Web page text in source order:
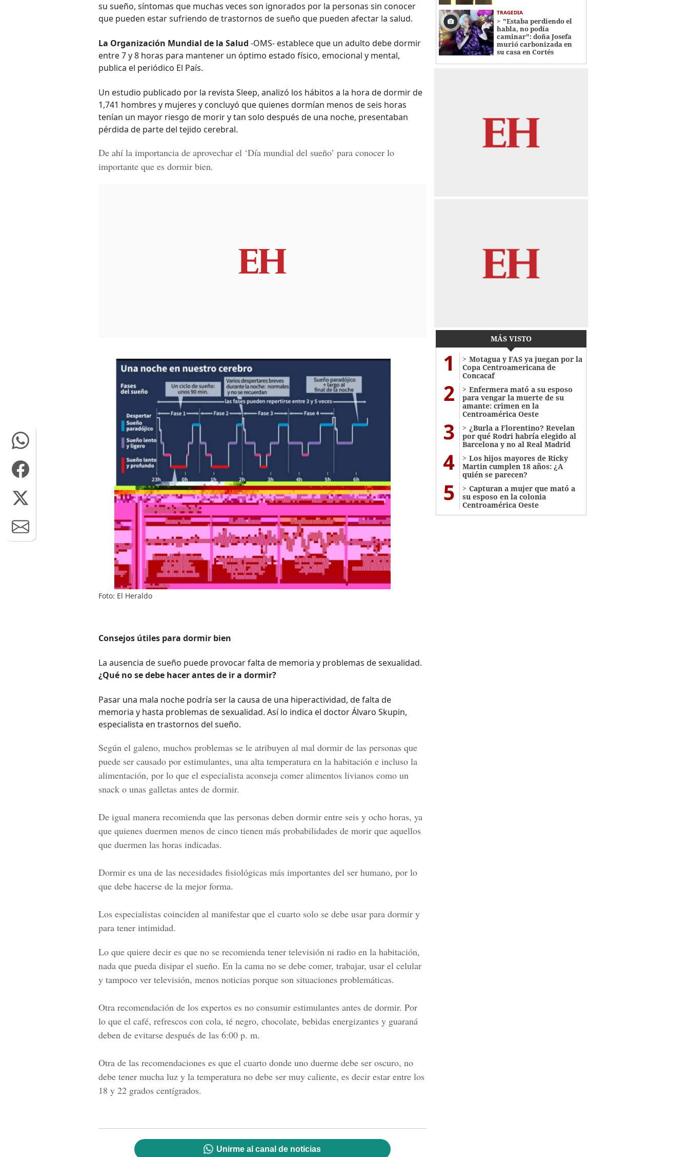
su sueño, síntomas que muchas veces son ignorados por la personas sin conocer
que pueden estar sufriendo de trastornos de sueño que pueden afectar la salud.
La Organización Mundial de la Salud -OMS- establece que un adulto debe dormir
entre 7 y 8 horas para mantener un óptimo estado físico, emocional y mental,
publica el periódico El País.
Un estudio publicado por la revista Sleep, analizó los hábitos a la hora de dormir de
1,741 hombres y mujeres y concluyó que quienes dormían menos de seis horas
tenían un mayor riesgo de morir y tan solo después de una noche, presentaban
pérdida de parte del tejido cerebral.
De ahí la importancia de aprovechar el ‘Día mundial del sueño’ para conocer lo
importante que es dormir bien.
Foto: El Heraldo
Consejos útiles para dormir bien
La ausencia de sueño puede provocar falta de memoria y problemas de sexualidad.
¿Qué no se debe hacer antes de ir a dormir?
Pasar una mala noche podría ser la causa de una hiperactividad, de falta de
memoria y hasta problemas de sexualidad. Así lo indica el doctor Álvaro Skupin,
especialista en trastornos del sueño.
Según el galeno, muchos problemas se le atribuyen al mal dormir de las personas que
puede ser causado por estimulantes, una alta temperatura en la habitación e incluso la
alimentación, por lo que el especialista aconseja comer alimentos livianos como un
snack o unas galletas antes de dormir.
De igual manera recomienda que las personas deben dormir entre seis y ocho horas, ya
que quienes duermen menos de cinco tienen más probabilidades de morir que aquellos
que duermen las horas indicadas.
Dormir es una de las necesidades fisiológicas más importantes del ser humano, por lo
que debe hacerse de la mejor forma.
Los especialistas coinciden al manifestar que el cuarto solo se debe usar para dormir y
para tener intimidad.
Lo que quiere decir es que no se recomienda tener televisión ni radio en la habitación,
nada que pueda disipar el sueño. En la cama no se debe comer, trabajar, usar el celular
y tampoco ver televisión, menos noticias porque son situaciones problemáticas.
Otra recomendación de los expertos es no consumir estimulantes antes de dormir. Por
lo que el café, refrescos con cola, té negro, chocolate, bebidas energizantes y guaraná
deben de evitarse después de las 6:00 p. m.
Otra de las recomendaciones es que el cuarto donde uno duerme debe ser oscuro, no
debe tener mucha luz y la temperatura no debe ser muy caliente, es decir estar entre los
18 y 22 grados centígrados.
Unirme al canal de noticias
TRAGEDIA
"Estaba perdiendo el
habla, no podía
caminar": doña Josefa
murió carbonizada en
su casa en Cortés
MÁS VISTO
1
Motagua y FAS ya juegan por la
Copa Centroamericana de
Concacaf
2
Enfermera mató a su esposo
para vengar la muerte de su
amante: crimen en la
Centroamérica Oeste
3
¿Burla a Florentino? Revelan
por qué Rodri habría elegido al
Barcelona y no al Real Madrid
4
Los hijos mayores de Ricky
Martin cumplen 18 años: ¿A
quién se parecen?
5
Capturan a mujer que mató a
su esposo en la colonia
Centroamérica Oeste